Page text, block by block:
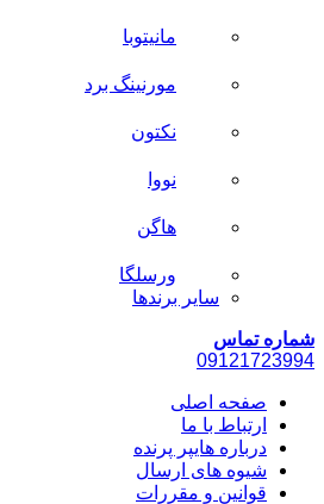
مانیتوبا
مورنینگ برد
نکتون
نووا
هاگن
ورسلگا
سایر برند‌ها
شماره تماس
09121723994
صفحه اصلی
ارتباط با ما
درباره هایپر پرنده
شیوه های ارسال
قوانین و مقررات